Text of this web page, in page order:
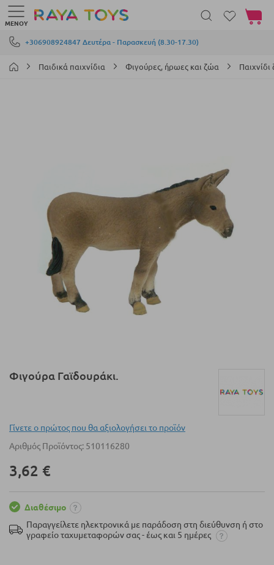
Μετάβαση στο περιεχόμενο
+306908924847 Δευτέρα - Παρασκευή (8.30-17.30)
ΜΕΝΟΎ
Το
Παιδικά παιχνίδια Φιγούρες, ήρωες και ζώα
Μετάβαση
συλλογής
Φιγούρα Γαϊδουράκι.
Γίνετε ο πρώτος που θα αξιολογήσει το προϊόν
Αριθμός Προϊόντος 510116280
3,62 €
Διαθέσιμο
Παραγγείλετε ηλεκτρονικά με παράδοση στη διεύθυνση ή στο
γραφείο ταχυμεταφορών σας - έως και 5 ημέρες